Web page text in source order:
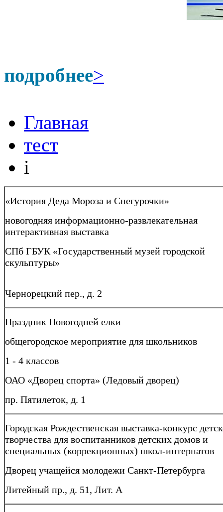
подробнее>
Главная
тест
i
«История Деда Мороза и Снегурочки»
новогодняя информационно-развлекательная
интерактивная выставка
СПб ГБУК «Государственный музей городской
скульптуры»
Чернорецкий пер., д. 2
Праздник Новогодней елки
общегородское мероприятие для школьников
1 - 4 классов
ОАО «Дворец спорта» (Ледовый дворец)
пр. Пятилеток, д. 1
Городская Рождественская выставка-конкурс
творчества для воспитанников детских домов и
специальных (коррекционных) школ-интернатов
Дворец учащейся молодежи Санкт-Петербурга
Литейный пр., д. 51, Лит. А